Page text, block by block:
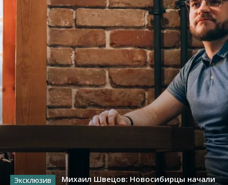
Михаил Швецов: Новосибирцы начали